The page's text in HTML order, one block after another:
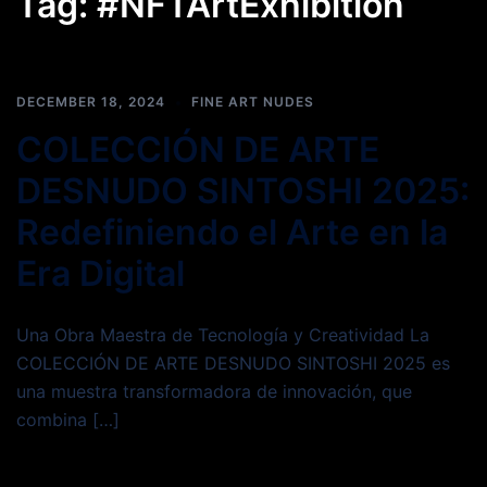
DECEMBER 18, 2024 FINE ART NUDES
COLECCIÓN DE ARTE
DESNUDO SINTOSHI 2025:
Redefiniendo el Arte en la
Era Digital
Una Obra Maestra de Tecnología y Creatividad La
COLECCIÓN DE ARTE DESNUDO SINTOSHI 2025 es
una muestra transformadora de innovación, que
combina […]